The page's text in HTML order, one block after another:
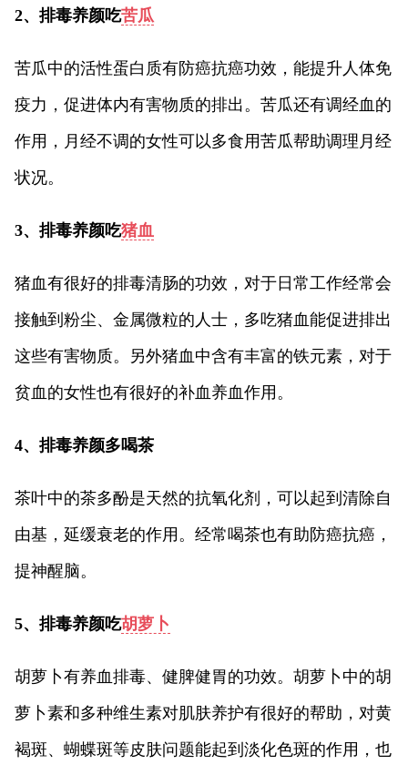
2、排毒养颜吃苦瓜
苦瓜中的活性蛋白质有防癌抗癌功效，能提升人体免
疫力，促进体内有害物质的排出。苦瓜还有调经血的
作用，月经不调的女性可以多食用苦瓜帮助调理月经
状况。
3、排毒养颜吃猪血
猪血有很好的排毒清肠的功效，对于日常工作经常会
接触到粉尘、金属微粒的人士，多吃猪血能促进排出
这些有害物质。另外猪血中含有丰富的铁元素，对于
贫血的女性也有很好的补血养血作用。
4、排毒养颜多喝茶
茶叶中的茶多酚是天然的抗氧化剂，可以起到清除自
由基，延缓衰老的作用。经常喝茶也有助防癌抗癌，
提神醒脑。
5、排毒养颜吃胡萝卜
胡萝卜有养血排毒、健脾健胃的功效。胡萝卜中的胡
萝卜素和多种维生素对肌肤养护有很好的帮助，对黄
褐斑、蝴蝶斑等皮肤问题能起到淡化色斑的作用，也